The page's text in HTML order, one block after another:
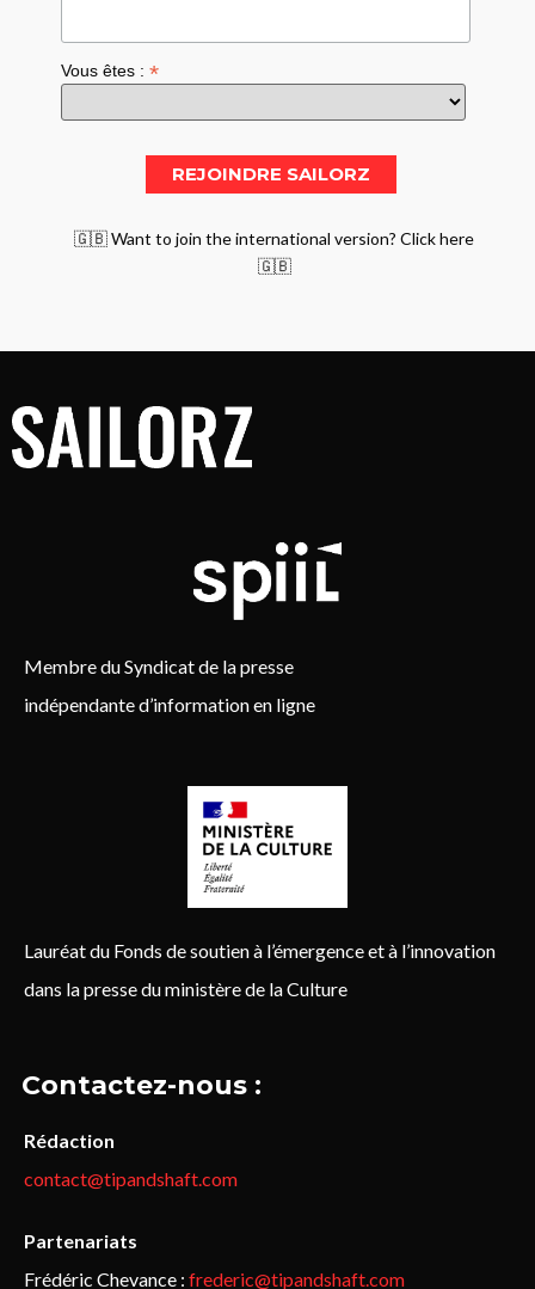
Vous êtes :*
🇬🇧 Want to join the international version? Click here
🇬🇧
Membre du Syndicat de la presse
indépendante d’information en ligne
Lauréat du Fonds de soutien à l’émergence et à l’innovation
dans la presse du ministère de la Culture
Contactez-nous :
Rédaction
contact@tipandshaft.com
Partenariats
Frédéric Chevance : frederic@tipandshaft.com